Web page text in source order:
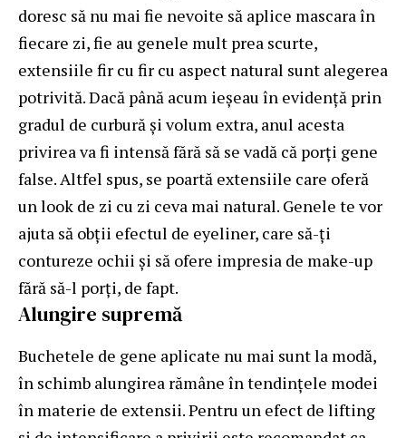
doresc să nu mai fie nevoite să aplice mascara în
fiecare zi, fie au genele mult prea scurte,
extensiile fir cu fir cu aspect natural sunt alegerea
potrivită. Dacă până acum ieșeau în evidență prin
gradul de curbură și volum extra, anul acesta
privirea va fi intensă fără să se vadă că porți gene
false. Altfel spus, se poartă extensiile care oferă
un look de zi cu zi ceva mai natural. Genele te vor
ajuta să obții efectul de eyeliner, care să-ți
contureze ochii și să ofere impresia de make-up
fără să-l porți, de fapt.
Alungire supremă
Buchetele de gene aplicate nu mai sunt la modă,
în schimb alungirea rămâne în tendințele modei
în materie de extensii. Pentru un efect de lifting